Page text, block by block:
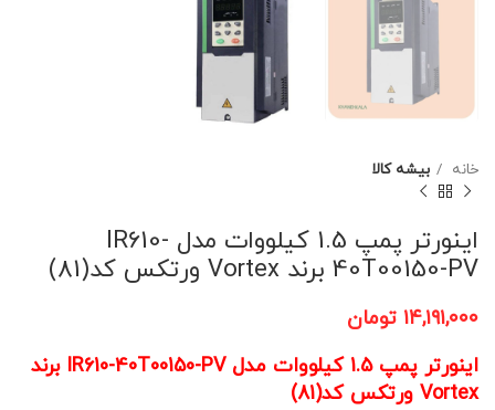
خانه بیشه کالا
اینورتر پمپ 1.5 کیلووات مدل IR610-
40T00150-PV برند Vortex ورتکس کد(81)
۱۴,۱۹۱,۰۰۰ تومان
اینورتر پمپ 1.5 کیلووات مدل IR610-40T00150-PV برند
Vortex ورتکس کد(81)